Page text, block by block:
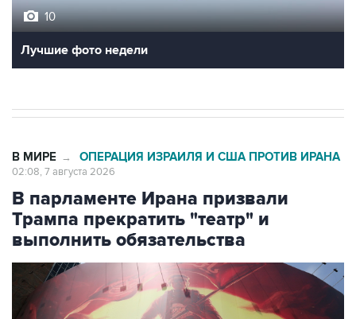
10
Лучшие фото недели
В МИРЕ → ОПЕРАЦИЯ ИЗРАИЛЯ И США ПРОТИВ ИРАНА
02:08, 7 августа 2026
В парламенте Ирана призвали
Трампа прекратить "театр" и
выполнить обязательства